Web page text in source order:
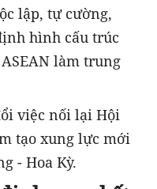
lập, tự cường,
hình cấu trúc
làm trung
việc nối lại Hội
tạo xung lực mới
- Hoa Kỳ.